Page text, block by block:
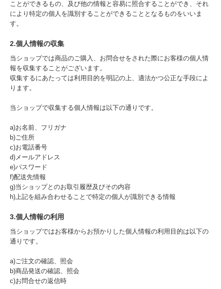
ことができるもの、及び他の情報と容易に照合することができ、それ
により特定の個人を識別することができることとなるものをいいま
す。
2.個人情報の収集
当ショップでは商品のご購入、お問合せをされた際にお客様の個人情
報を収集することがございます。
収集するにあたっては利用目的を明記の上、適法かつ公正な手段によ
ります。
当ショップで収集する個人情報は以下の通りです。
a)お名前、フリガナ
b)ご住所
c)お電話番号
d)メールアドレス
e)パスワード
f)配送先情報
g)当ショップとのお取引履歴及びその内容
h)上記を組み合わせることで特定の個人が識別できる情報
3.個人情報の利用
当ショップではお客様からお預かりした個人情報の利用目的は以下の
通りです。
a)ご注文の確認、照会
b)商品発送の確認、照会
c)お問合せの返信時